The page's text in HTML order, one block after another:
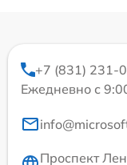
+7 (831) 231-
Ежедневно с
Проспект